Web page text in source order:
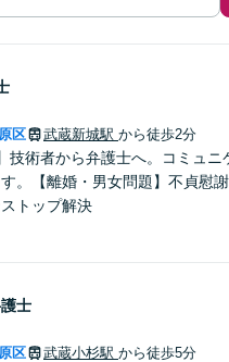
区 武蔵新城駅 から徒歩2分
技術者から弁護士へ。コミュ
。【離婚・男女問題】不貞慰
トップ解決
士
区 武蔵小杉駅 から徒歩5分